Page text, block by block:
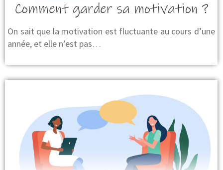
Comment garder sa motivation ?
On sait que la motivation est fluctuante au cours d’une
année, et elle n’est pas…